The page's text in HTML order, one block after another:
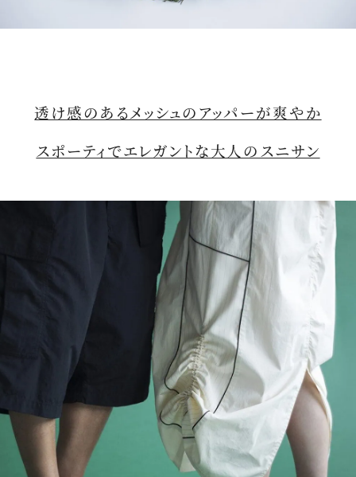
透け感のあるメッシュのアッパーが爽やか
スポーティでエレガントな大人のスニサン